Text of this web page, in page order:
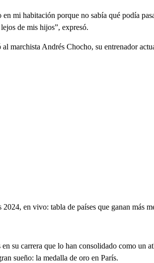
mi habitación porque no sabía qué podía
de mis hijos”, expresó.
marchista Andrés Chocho, su entrenador
en vivo: tabla de países que ganan más
su carrera que lo han consolidado como un
sueño: la medalla de oro en París.